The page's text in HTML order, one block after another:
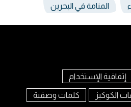
المنامة في البحرين
إتفاقية الإستخدام
الكوكيز كلمات وصفية